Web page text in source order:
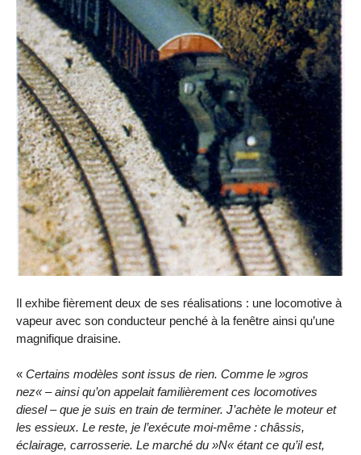
Il exhibe fièrement deux de ses réalisations : une locomotive à
vapeur avec son conducteur penché à la fenêtre ainsi qu’une
magnifique draisine.
« Certains modèles sont issus de rien. Comme le »gros
nez« – ainsi qu’on appelait familièrement ces locomotives
diesel – que je suis en train de terminer. J’achète le moteur et
les essieux. Le reste, je l’exécute moi-même : châssis,
éclairage, carrosserie. Le marché du »N« étant ce qu’il est,